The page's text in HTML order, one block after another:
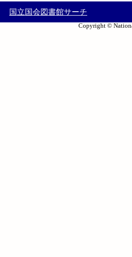
国立国会図書館サーチ
Copyright ©